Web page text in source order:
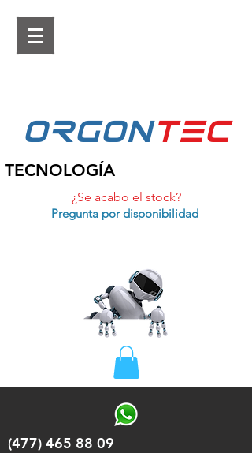
ORGONtEc
TECNOLOGÍA
¿Se acabo el stock?
Pregunta por disponibilidad
(477) 465 88 09